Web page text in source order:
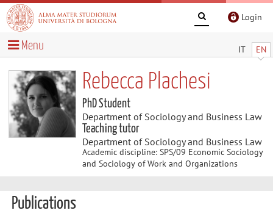
Login
IT EN
Menu
Rebecca Plachesi
PhD Student
Department of Sociology and Business Law
Teaching tutor
Department of Sociology and Business Law
Academic discipline: SPS/09 Economic Sociology
and Sociology of Work and Organizations
Publications